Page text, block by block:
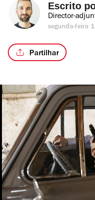
Escrito
Director-
segunda-feira
Partilhar